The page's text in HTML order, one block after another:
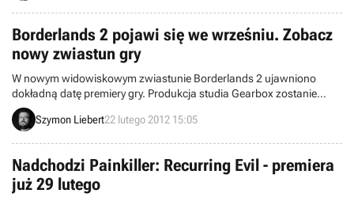
Borderlands 2 pojawi się we wrześniu. Zobacz
nowy zwiastun gry
W nowym widowiskowym zwiastunie Borderlands 2 ujawniono
dokładną datę premiery gry. Produkcja studia Gearbox zostanie
wydana we wrześniu tego roku.
Szymon Liebert22 lutego 2012 15:05
Nadchodzi Painkiller: Recurring Evil - premiera
już 29 lutego